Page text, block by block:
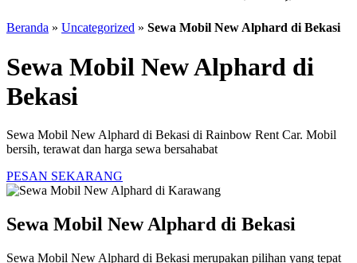
Beranda » Uncategorized » Sewa Mobil New Alphard di Bekasi
Sewa Mobil New Alphard di
Bekasi
Sewa Mobil New Alphard di Bekasi di Rainbow Rent Car. Mobil
bersih, terawat dan harga sewa bersahabat
PESAN SEKARANG
Sewa Mobil New Alphard di Bekasi
Sewa Mobil New Alphard di Bekasi merupakan pilihan yang tepat